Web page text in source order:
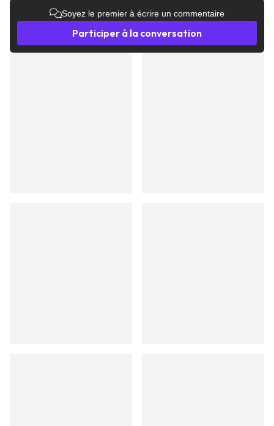
Soyez le premier à écrire un commentaire
Participer à la conversation